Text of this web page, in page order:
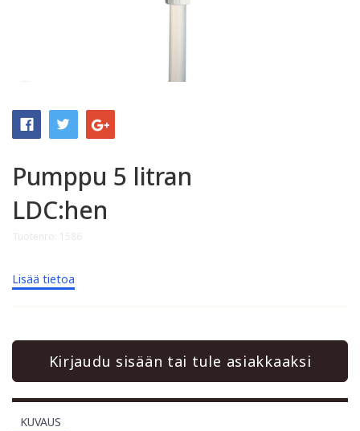
Pumppu 5 litran
LDC:hen
Lisää tietoa
Kirjaudu sisään tai tule asiakkaaksi
KUVAUS